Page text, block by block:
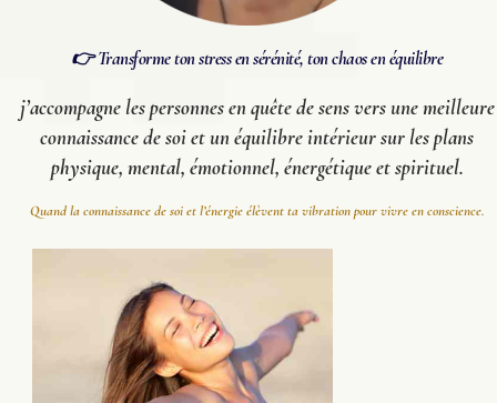
👉 Transforme ton stress en sérénité, ton chaos en équilibre
j’accompagne les personnes en quête de sens vers une meilleure
connaissance de soi et un équilibre intérieur sur les plans
physique, mental, émotionnel, énergétique et spirituel.
Quand la connaissance de soi et l’énergie élèvent ta vibration pour vivre en conscience.